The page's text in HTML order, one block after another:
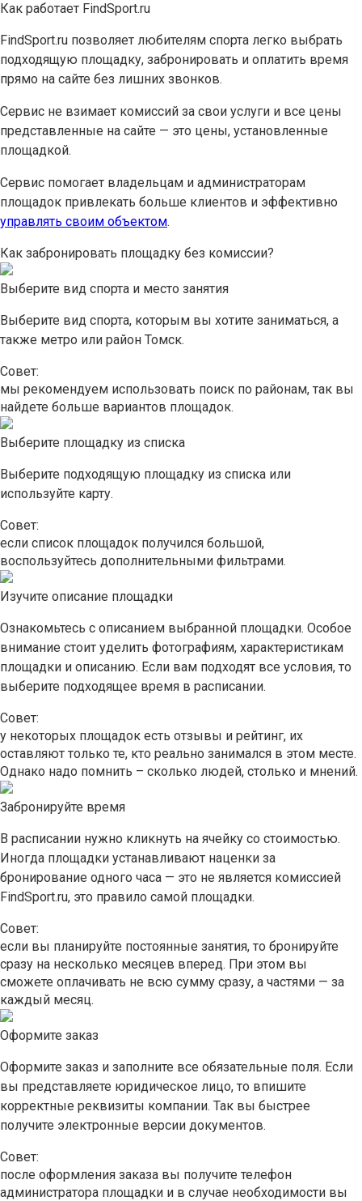
Как работает FindSport.ru
FindSport.ru позволяет любителям спорта легко выбрать
подходящую площадку, забронировать и оплатить время
прямо на сайте без лишних звонков.
Сервис не взимает комиссий за свои услуги и все цены
представленные на сайте — это цены, установленные
площадкой.
Сервис помогает владельцам и администраторам
площадок привлекать больше клиентов и эффективно
управлять своим объектом.
Как забронировать площадку без комиссии?
Выберите вид спорта и место занятия
Выберите вид спорта, которым вы хотите заниматься, а
также метро или район Томск.
Совет:
мы рекомендуем использовать поиск по районам, так вы
найдете больше вариантов площадок.
Выберите площадку из списка
Выберите подходящую площадку из списка или
используйте карту.
Совет:
если список площадок получился большой,
воспользуйтесь дополнительными фильтрами.
Изучите описание площадки
Ознакомьтесь с описанием выбранной площадки. Особое
внимание стоит уделить фотографиям, характеристикам
площадки и описанию. Если вам подходят все условия, то
выберите подходящее время в расписании.
Совет:
у некоторых площадок есть отзывы и рейтинг, их
оставляют только те, кто реально занимался в этом месте.
Однако надо помнить – сколько людей, столько и мнений.
Забронируйте время
В расписании нужно кликнуть на ячейку со стоимостью.
Иногда площадки устанавливают наценки за
бронирование одного часа — это не является комиссией
FindSport.ru, это правило самой площадки.
Совет:
если вы планируйте постоянные занятия, то бронируйте
сразу на несколько месяцев вперед. При этом вы
сможете оплачивать не всю сумму сразу, а частями — за
каждый месяц.
Оформите заказ
Оформите заказ и заполните все обязательные поля. Если
вы представляете юридическое лицо, то впишите
корректные реквизиты компании. Так вы быстрее
получите электронные версии документов.
Совет:
после оформления заказа вы получите телефон
администратора площадки и в случае необходимости вы